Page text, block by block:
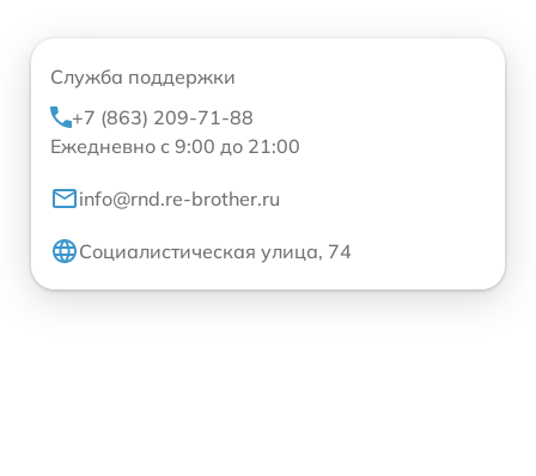
Служба поддержки
+7 (863) 209-71-88
Ежедневно с 9:00 до 21:00
info@rnd.re-brother.ru
Социалистическая улица, 74